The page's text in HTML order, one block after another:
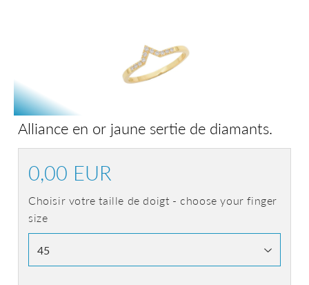
Alliance en or jaune sertie de diamants.
0,00 EUR
Choisir votre taille de doigt - choose your finger
size